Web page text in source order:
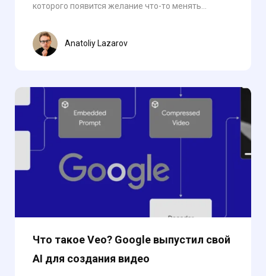
которого появится желание что-то менять...
Anatoliy Lazarov
Что такое Veo? Google выпустил свой
AI для создания видео